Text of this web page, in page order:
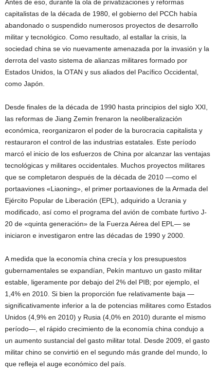
Antes de eso, durante la ola de privatizaciones y reformas
capitalistas de la década de 1980, el gobierno del PCCh había
abandonado o suspendido numerosos proyectos de desarrollo
militar y tecnológico. Como resultado, al estallar la crisis, la
sociedad china se vio nuevamente amenazada por la invasión y la
derrota del vasto sistema de alianzas militares formado por
Estados Unidos, la OTAN y sus aliados del Pacífico Occidental,
como Japón.
Desde finales de la década de 1990 hasta principios del siglo XXI,
las reformas de Jiang Zemin frenaron la neoliberalización
económica, reorganizaron el poder de la burocracia capitalista y
restauraron el control de las industrias estatales. Este período
marcó el inicio de los esfuerzos de China por alcanzar las ventajas
tecnológicas y militares occidentales. Muchos proyectos militares
que se completaron después de la década de 2010 —como el
portaaviones «Liaoning», el primer portaaviones de la Armada del
Ejército Popular de Liberación (EPL), adquirido a Ucrania y
modificado, así como el programa del avión de combate furtivo J-
20 de «quinta generación» de la Fuerza Aérea del EPL— se
iniciaron e investigaron entre las décadas de 1990 y 2000.
A medida que la economía china crecía y los presupuestos
gubernamentales se expandían, Pekín mantuvo un gasto militar
estable, ligeramente por debajo del 2% del PIB; por ejemplo, el
1,4% en 2010. Si bien la proporción fue relativamente baja —
significativamente inferior a la de potencias militares como Estados
Unidos (4,9% en 2010) y Rusia (4,0% en 2010) durante el mismo
período—, el rápido crecimiento de la economía china condujo a
un aumento sustancial del gasto militar total. Desde 2009, el gasto
militar chino se convirtió en el segundo más grande del mundo, lo
que refleja el auge económico del país.